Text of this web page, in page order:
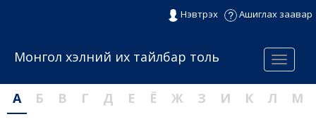
Нэвтрэх Ашиглах заавар
Menu
Монгол хэлний их тайлбар толь
А Б В Г Д Е Ё Ж З И К Л
М